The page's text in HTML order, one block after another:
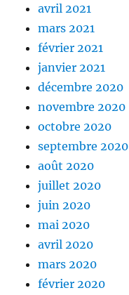
avril 2021
mars 2021
février 2021
janvier 2021
décembre 2020
novembre 2020
octobre 2020
septembre 2020
août 2020
juillet 2020
juin 2020
mai 2020
avril 2020
mars 2020
février 2020